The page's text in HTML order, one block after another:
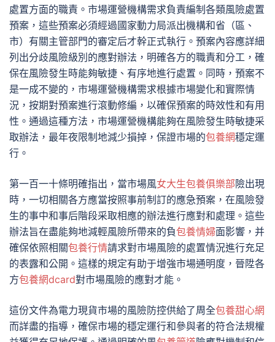
處置方面的職責。市場運營機構需求負責編制各類風險處置
預案，這些預案必須經過國家動力局派出機構和省（區、
市）有關主管部門的審定后才幹正式執行。預案內容應詳細
列出分歧風險級別的應對辦法，明確各方的職責和分工，確
保在風險發生時能夠敏捷、有序地進行處置。同時，預案不
是一成不變的，市場運營機構需求根據市場變化和實際情
況，按期對預案進行滾動修編，以確保預案的時效性和有用
性。通過這種方法，市場運營機構能夠在風險發生時敏捷采
取辦法，最年夜限制地減少損掉，保證市場的包養網穩定運
行。
第一百一十條明確指出，當市場風女大生包養俱樂部險出現
時，一切相關各方應當按照事前制訂的應急預案，在風險發
生的事中和事后階段采取相應的辦法進行應對和處理。這些
辦法旨在盡能夠地減輕風險所帶來的負包養情婦面影響，并
確保依照相關包養行情請求對市場風險的處置情況進行充足
的表露和公開。這樣的規定有助于增強市場通明度，晉陞各
方包養網dcard對市場風險的應對才能。
這份文件為電力現貨市場的風險防控供給了周全包養甜心網
而詳盡的指導，確保市場的穩定運行和參與者的符合法規權